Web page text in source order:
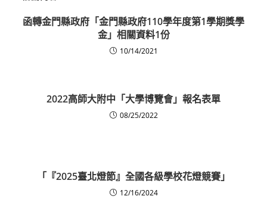
函轉金門縣政府「金門縣政府110學年度第1學期獎學
金」相關資料1份
10/14/2021
2022高師大附中「大學博覽會」報名表單
08/25/2022
「『2025臺北燈節』全國各級學校花燈競賽」
12/16/2024